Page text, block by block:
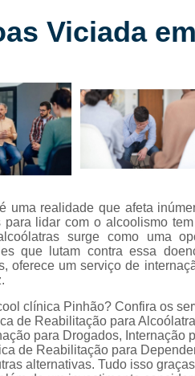
Clínica
Clínica de
Clínica
Clínica
Viciada
uma realidade que afeta
lidar com o alcoolismo
surge como uma
que lutam contra essa
oferece um serviço de
clínica Pinhão? Confira os
de Reabilitação para
para Drogados, Internação
de Reabilitação para
alternativas. Tudo isso